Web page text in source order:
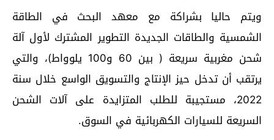
ويتم حاليا بشراكة مع معهد البحث في الطاقة
الشمسية والطاقات الجديدة التطوير المشترك لأول آلة
شحن مغربية سريعة ( بين 60 و100 یلوواط)، والتي
يرتقب أن تدخل حيز الإنتاج والتسويق الواسع خلال سنة
2022، مستجيبة للطلب المتزايدة على آلات الشحن
السريعة للسيارات الكهربائية في السوق.